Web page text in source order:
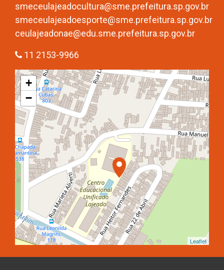
smeceulajeadocultura@sme.prefeitura.sp.gov.br
smeceulajeadoesporte@sme.prefeitura.sp.gov.br
ceulajeadonae@edu.sme.prefeitura.sp.gov.br
11 2153-9966
+
−
Leaflet